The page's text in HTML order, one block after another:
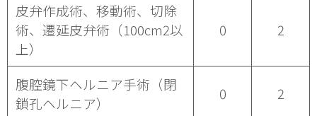
皮弁作成術、移動術、切除
術、遷延皮弁術（100cm2以
上）
0 2
腹腔鏡下ヘルニア手術（閉
鎖孔ヘルニア）
0 2